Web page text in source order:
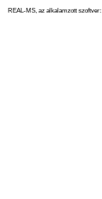
REAL-MS, az alkalamzott szoftver: